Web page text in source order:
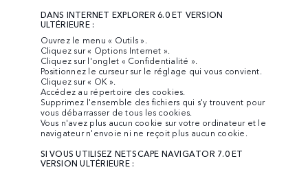
DANS INTERNET EXPLORER 6.0 ET VERSION
ULTÉRIEURE :
Ouvrez le menu « Outils ».
Cliquez sur « Options Internet ».
Cliquez sur l'onglet « Confidentialité ».
Positionnez le curseur sur le réglage qui vous convient.
Cliquez sur « OK ».
Accédez au répertoire des cookies.
Supprimez l'ensemble des fichiers qui s'y trouvent pour
vous débarrasser de tous les cookies.
Vous n'avez plus aucun cookie sur votre ordinateur et le
navigateur n'envoie ni ne reçoit plus aucun cookie.
SI VOUS UTILISEZ NETSCAPE NAVIGATOR 7.0 ET
VERSION ULTÉRIEURE :